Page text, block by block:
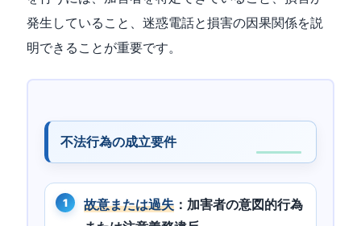
発生していること、迷惑電話と損害の因果関係を説
明できることが重要です。
不法行為の成立要件
故意または過失 ：加害者の意図的行為